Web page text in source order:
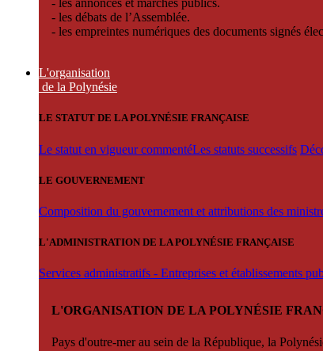
- les annonces et marchés publics.
- les débats de l’Assemblée.
- les empreintes numériques des documents signés
L'organisation
de la Polynésie
LE STATUT DE LA POLYNÉSIE FRANÇAISE
Le statut en vigueur commentéLes statuts successifs
LE GOUVERNEMENT
Composition du gouvernement et attributions des
L'ADMINISTRATION DE LA POLYNÉSIE FRANÇAISE
Services administratifs - Entreprises et établissements
L'ORGANISATION DE LA POLYNÉSIE
Pays d'outre-mer au sein de la République, la